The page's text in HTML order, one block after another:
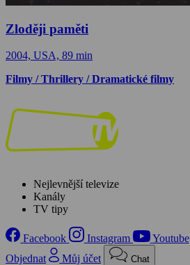
Zloději paměti
2004, USA, 89 min
Filmy / Thrillery / Dramatické filmy
Nejlevnější televize
Kanály
TV tipy
Facebook Instagram
Youtube
Objednat
Můj účet Chat